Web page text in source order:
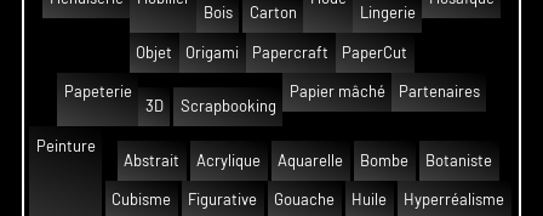
Bois
Carton
Lingerie
Objet Origami Papercraft PaperCut
Papeterie
3D
Scrapbooking
Papier mâché Partenaires
Peinture
Abstrait
Acrylique Aquarelle Bombe Botaniste
Cubisme Figurative Gouache Huile Hyperréalisme